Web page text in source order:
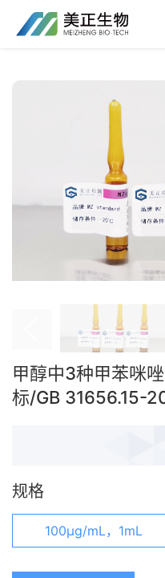
甲醇中3种甲苯咪
标/GB 31656.15-
规格
100μg/mL，1mL